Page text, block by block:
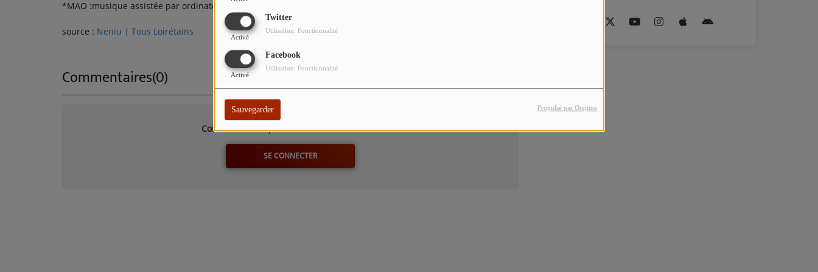
Twitter
Activé
Utilisation: Fonctionnalité
Facebook
Activé
Utilisation: Fonctionnalité
Sauvegarder Propulsé par Orejime
TITRES DIFFUSÉS*MAO :musique assistée par ordinateur
source : Neniu | Tous Loirétains
Commentaires(0)
Connectez-vous pour commenter cet article
SE CONNECTER